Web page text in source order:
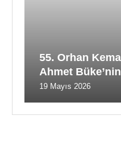
55. Orhan
Ahmet
19 Mayıs 2026